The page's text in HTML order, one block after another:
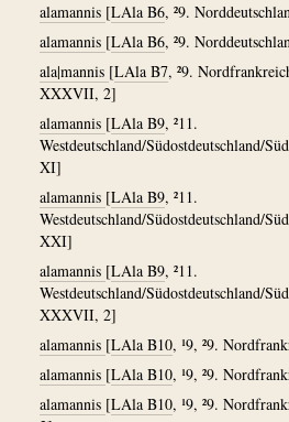
alamannis [LAla B6, ²9.
alamannis [LAla B6, ²9.
ala|mannis [LAla B7, ²9.
XXXVII, 2]
alamannis [LAla B9, ²11.
Westdeutschland/Südostdeutschland/
XI]
alamannis [LAla B9, ²11.
Westdeutschland/Südostdeutschland/
XXI]
alamannis [LAla B9, ²11.
Westdeutschland/Südostdeutschland/
XXXVII, 2]
alamannis [LAla B10, ¹9, ²9.
alamannis [LAla B10, ¹9, ²9.
alamannis [LAla B10, ¹9, ²9.